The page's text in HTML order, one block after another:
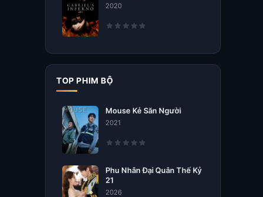
2020
TOP PHIM BỘ
Mouse Kẻ Săn Người
2021
Phu Nhân Đại Quân Thế Kỷ
21
2026